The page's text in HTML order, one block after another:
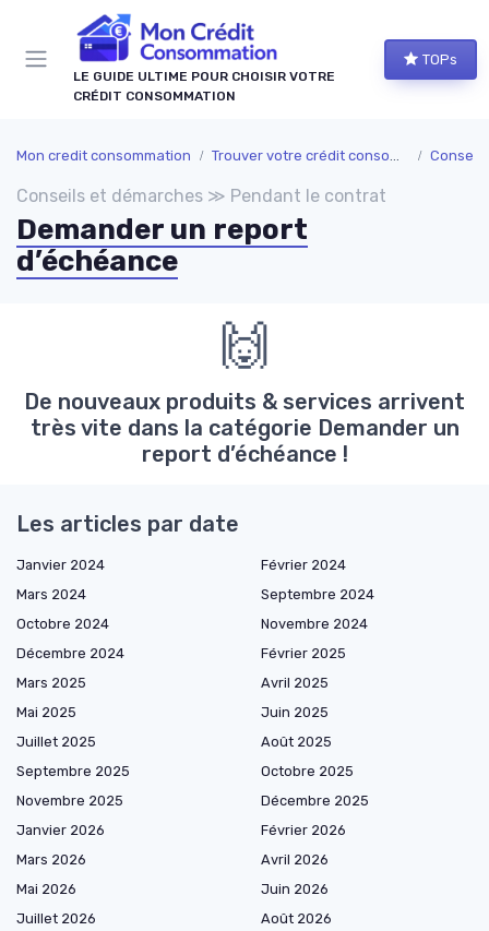
LE GUIDE ULTIME POUR CHOISIR VOTRE
CRÉDIT CONSOMMATION
TOPs
Mon credit consommation Trouver votre crédit consomation
Conseils et démarches ≫ Pendant le contrat
Demander un report
d’échéance
🙌
De nouveaux produits & services arrivent
très vite dans la catégorie Demander un
report d’échéance !
Les articles par date
Janvier 2024
Février 2024
Mars 2024
Septembre 2024
Octobre 2024
Novembre 2024
Décembre 2024
Février 2025
Mars 2025
Avril 2025
Mai 2025
Juin 2025
Juillet 2025
Août 2025
Septembre 2025
Octobre 2025
Novembre 2025
Décembre 2025
Janvier 2026
Février 2026
Mars 2026
Avril 2026
Mai 2026
Juin 2026
Juillet 2026
Août 2026
Panneau de gestion des cookies